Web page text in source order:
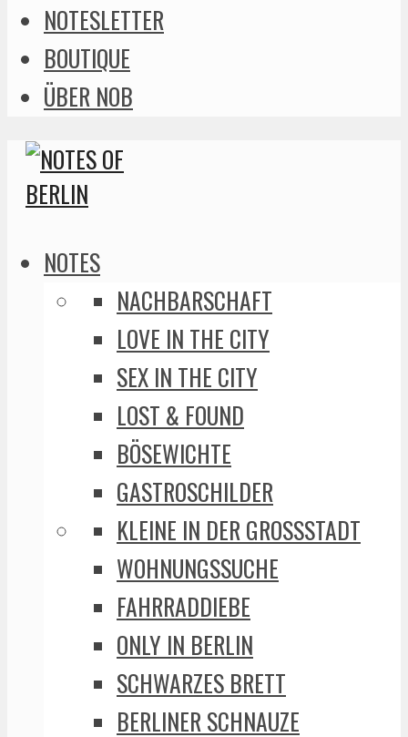
NOTESLETTER
BOUTIQUE
ÜBER NOB
NOTES
NACHBARSCHAFT
LOVE IN THE CITY
SEX IN THE CITY
LOST & FOUND
BÖSEWICHTE
GASTROSCHILDER
KLEINE IN DER GROSSSTADT
WOHNUNGSSUCHE
FAHRRADDIEBE
ONLY IN BERLIN
SCHWARZES BRETT
BERLINER SCHNAUZE